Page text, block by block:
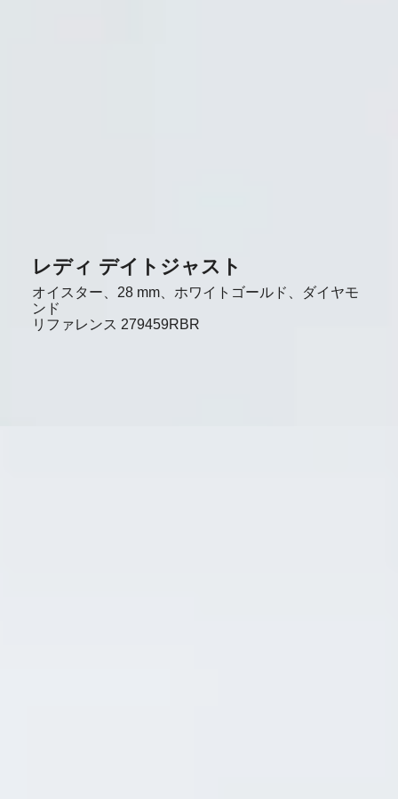
レディ デイトジャスト
オイスター、28 mm、ホワイトゴールド、ダイヤモ
ンド
リファレンス 279459RBR